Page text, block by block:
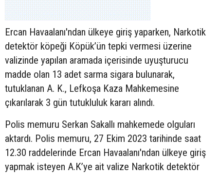
Ercan Havaalanı'ndan ülkeye giriş yaparken, Narkotik
detektör köpeği Köpük’ün tepki vermesi üzerine
valizinde yapılan aramada içerisinde uyuşturucu
madde olan 13 adet sarma sigara bulunarak,
tutuklanan A. K., Lefkoşa Kaza Mahkemesine
çıkarılarak 3 gün tutukluluk kararı alındı.
Polis memuru Serkan Sakallı mahkemede olguları
aktardı. Polis memuru, 27 Ekim 2023 tarihinde saat
12.30 raddelerinde Ercan Havaalanı'ndan ülkeye giriş
yapmak isteyen A.K’ye ait valize Narkotik detektör